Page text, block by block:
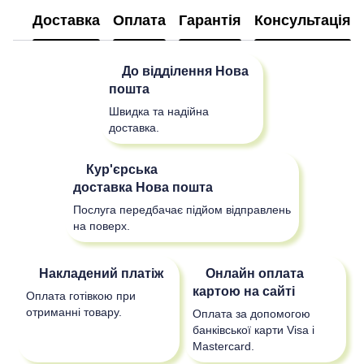
Доставка Оплата Гарантія Консультація
До відділення Нова
пошта
Швидка та надійна
доставка.
Кур'єрська
доставка Нова пошта
Послуга передбачає підйом відправлень
на поверх.
Накладений платіж
Оплата готівкою при
отриманні товару.
Онлайн оплата
картою на сайті
Оплата за допомогою
банківської карти Visa і
Mastercard.